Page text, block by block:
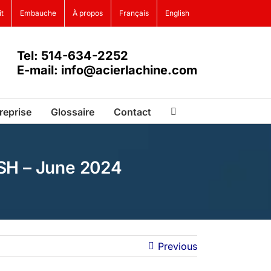
Embauche À propos Français English
Tel: 514-634-2252
E-mail: info@acierlachine.com
Glossaire Contact
– June 2024
Previous